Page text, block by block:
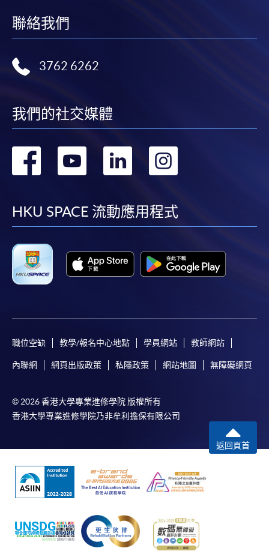
聯絡我們
3762 6262
我們的社交媒體
轉
facebook
轉
youtube
轉
linkedin
轉
HKU SPACE 流動應用程式
職位空缺 教學/報名中心地點 學員網站 教師網站
內聯網 網頁出版政策 私隱政策 網站地圖 無障礙網頁
© 2026 香港大學專業進修學院 版權所有
香港大學專業進修學院乃非牟利擔保有限公司
返回頁首